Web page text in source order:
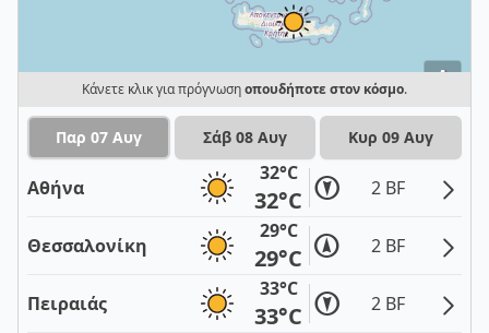
i
Κάνετε κλικ για πρόγνωσηοπουδήποτε στον κόσμο.
Παρ 07 Αυγ Σάβ 08 Αυγ Κυρ 09 Αυγ
Αθήνα
32°C
32°C 2 BF
Θεσσαλονίκη
29°C
29°C 2 BF
Πειραιάς
33°C
33°C 2 BF